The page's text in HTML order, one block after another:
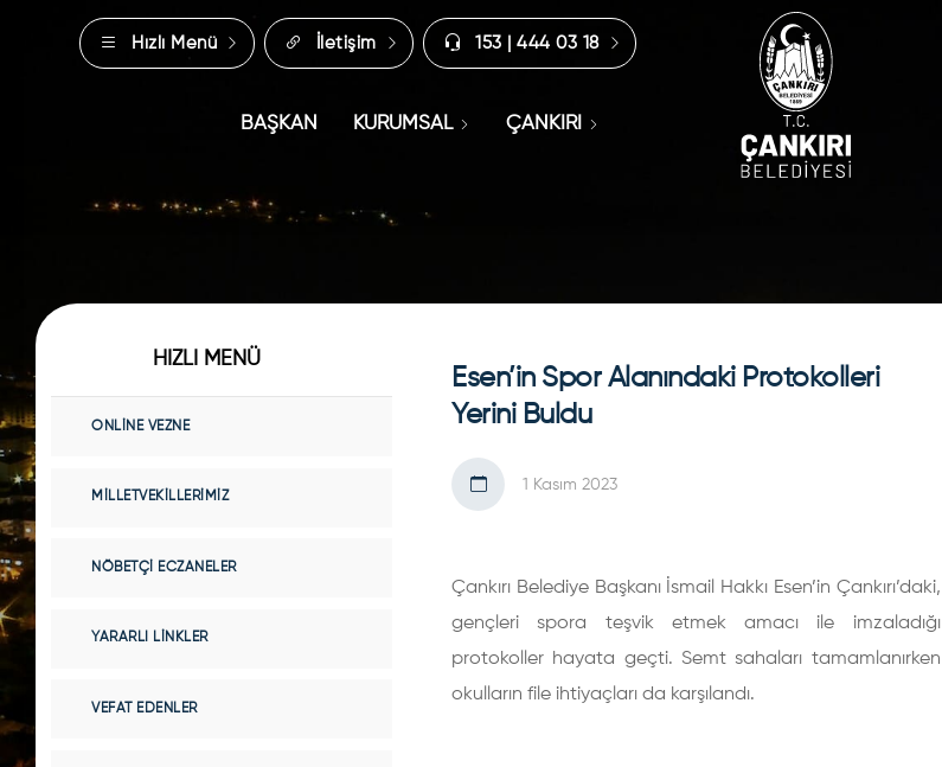
Hızlı Menü İletişim 153 | 444 03 18
BAŞKAN KURUMSAL ÇANKIRI
Esen’in Spor Alanındaki Protokolleri
Yerini Buldu
1 Kasım 2023
Çankırı Belediye Başkanı İsmail Hakkı Esen’in Çankırı’daki,
gençleri spora teşvik etmek amacı ile imzaladığı
protokoller hayata geçti. Semt sahaları tamamlanırken
okulların file ihtiyaçları da karşılandı.
HIZLI MENÜ
ONLINE VEZNE
MILLETVEKILLERIMIZ
NÖBETÇI ECZANELER
YARARLI LINKLER
VEFAT EDENLER